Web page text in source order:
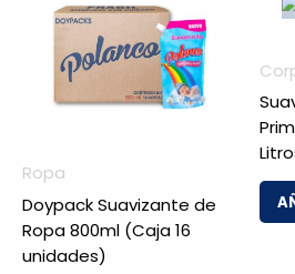
Ropa
Doypack Suavizante de
Ropa 800ml (Caja 16
unidades)